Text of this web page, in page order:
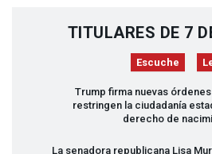
TITULARES DE 7
Escuche
Trump firma nuevas
restringen la ciudadanía
derecho de
La senadora republicana Lisa